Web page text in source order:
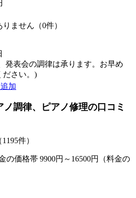
ません（0件）
発表会の調律は承ります。お早め
ださい。)
加
調律、ピアノ修理の口コミ
件）
の価格帯 9900円～16500円（料金の